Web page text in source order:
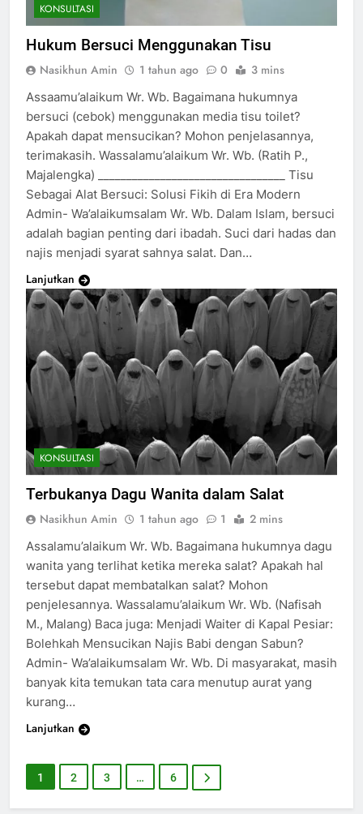
200
KONSULTASI
Hukum Bersuci Menggunakan Tisu
Nasikhun Amin 1 tahun ago 0 3 mins
Assaamu’alaikum Wr. Wb. Bagaimana hukumnya
bersuci (cebok) menggunakan media tisu toilet?
Apakah dapat mensucikan? Mohon penjelasannya,
terimakasih. Wassalamu’alaikum Wr. Wb. (Ratih P.,
Majalengka) _________________________________ Tisu
Sebagai Alat Bersuci: Solusi Fikih di Era Modern
Admin- Wa’alaikumsalam Wr. Wb. Dalam Islam, bersuci
adalah bagian penting dari ibadah. Suci dari hadas dan
najis menjadi syarat sahnya salat. Dan…
Lanjutkan
KONSULTASI
Terbukanya Dagu Wanita dalam Salat
Nasikhun Amin 1 tahun ago 1 2 mins
Assalamu’alaikum Wr. Wb. Bagaimana hukumnya dagu
wanita yang terlihat ketika mereka salat? Apakah hal
tersebut dapat membatalkan salat? Mohon
penjelesannya. Wassalamu’alaikum Wr. Wb. (Nafisah
M., Malang) Baca juga: Menjadi Waiter di Kapal Pesiar:
Bolehkah Mensucikan Najis Babi dengan Sabun?
Admin- Wa’alaikumsalam Wr. Wb. Di masyarakat, masih
banyak kita temukan tata cara menutup aurat yang
kurang…
Lanjutkan
1 2 3 … 6